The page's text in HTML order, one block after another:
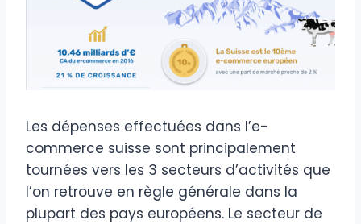
Les dépenses effectuées dans l’e-
commerce suisse sont principalement
tournées vers les 3 secteurs d’activités que
l’on retrouve en règle générale dans la
plupart des pays européens. Le secteur de